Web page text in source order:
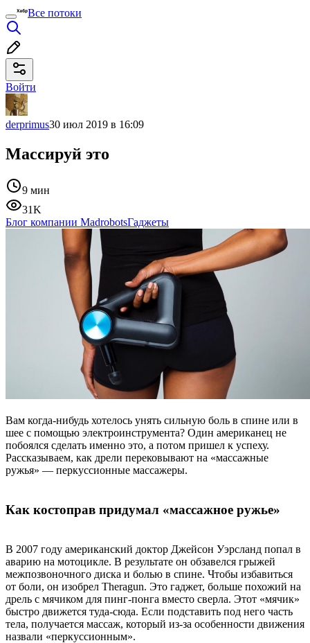
Все потоки
Войти
derprimus30 июл 2019 в 16:09
Массируй это
9 мин
31K
Блог компании MadrobotsГаджеты
Вам когда-нибудь хотелось унять сильную боль в спине или в
шее с помощью электроинструмента? Один американец не
побоялся сделать именно это, а потом пришел к успеху.
Рассказываем, как дрели перековывают на «массажные
ружья» — перкуссионные массажеры.
Как костоправ придумал «массажное ружье»
В 2007 году американский доктор Джейсон Уэрсланд попал в
аварию на мотоцикле. В результате он обзавелся грыжей
межпозвоночного диска и болью в спине. Чтобы избавиться
от боли, он изобрел Theragun. Это гаджет, больше похожий на
дрель с мячиком для пинг-понга вместо сверла. Этот «мячик»
быстро движется туда-сюда. Если подставить под него часть
тела, получается массаж, который из-за особенности движения
назвали «перкуссионным».